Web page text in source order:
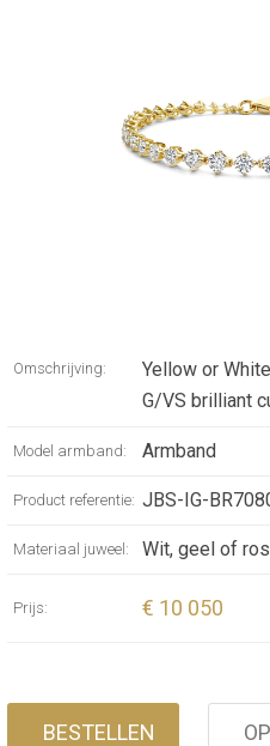
Omschrijving:
Yellow or
G/VS brilliant
Model armband: Armband
Product referentie: JBS-IG-
Materiaal juweel: Wit, geel of
Prijs: € 10 050
BESTELLEN